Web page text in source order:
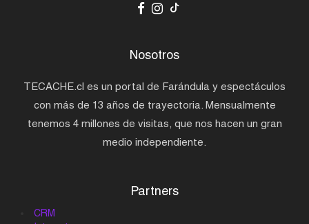
Nosotros
TECACHE.cl es un portal de Farándula y espectáculos
con más de 13 años de trayectoria. Mensualmente
tenemos 4 millones de visitas, que nos hacen un gran
medio independiente.
Partners
CRM